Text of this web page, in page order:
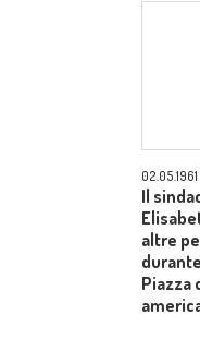
02.05.1961
Il
altre
Piazza